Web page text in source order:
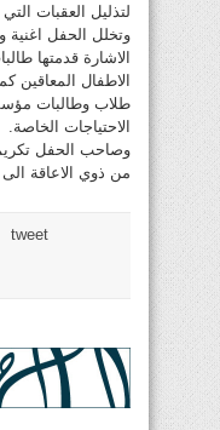
لتذليل العقبات
وتخلل الحفل اغنية
الاشارة قدمتها
الاطفال المعاقين
طلاب وطالبات
الاحتياجات الخاصة.
وصاحب الحفل
من ذوي الاعاقة
tweet